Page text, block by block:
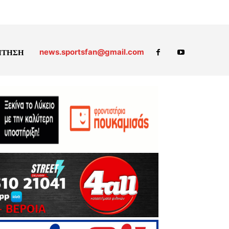
news.sportsfan@gmail.com